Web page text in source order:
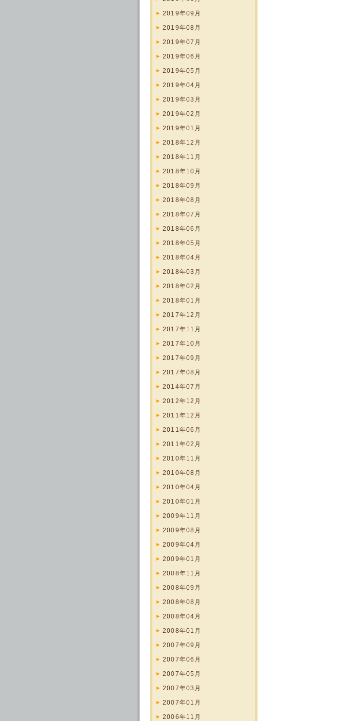
2019年09月
2019年08月
2019年07月
2019年06月
2019年05月
2019年04月
2019年03月
2019年02月
2019年01月
2018年12月
2018年11月
2018年10月
2018年09月
2018年08月
2018年07月
2018年06月
2018年05月
2018年04月
2018年03月
2018年02月
2018年01月
2017年12月
2017年11月
2017年10月
2017年09月
2017年08月
2014年07月
2012年12月
2011年12月
2011年06月
2011年02月
2010年11月
2010年08月
2010年04月
2010年01月
2009年11月
2009年08月
2009年04月
2009年01月
2008年11月
2008年09月
2008年08月
2008年04月
2008年01月
2007年09月
2007年06月
2007年05月
2007年03月
2007年01月
2006年11月